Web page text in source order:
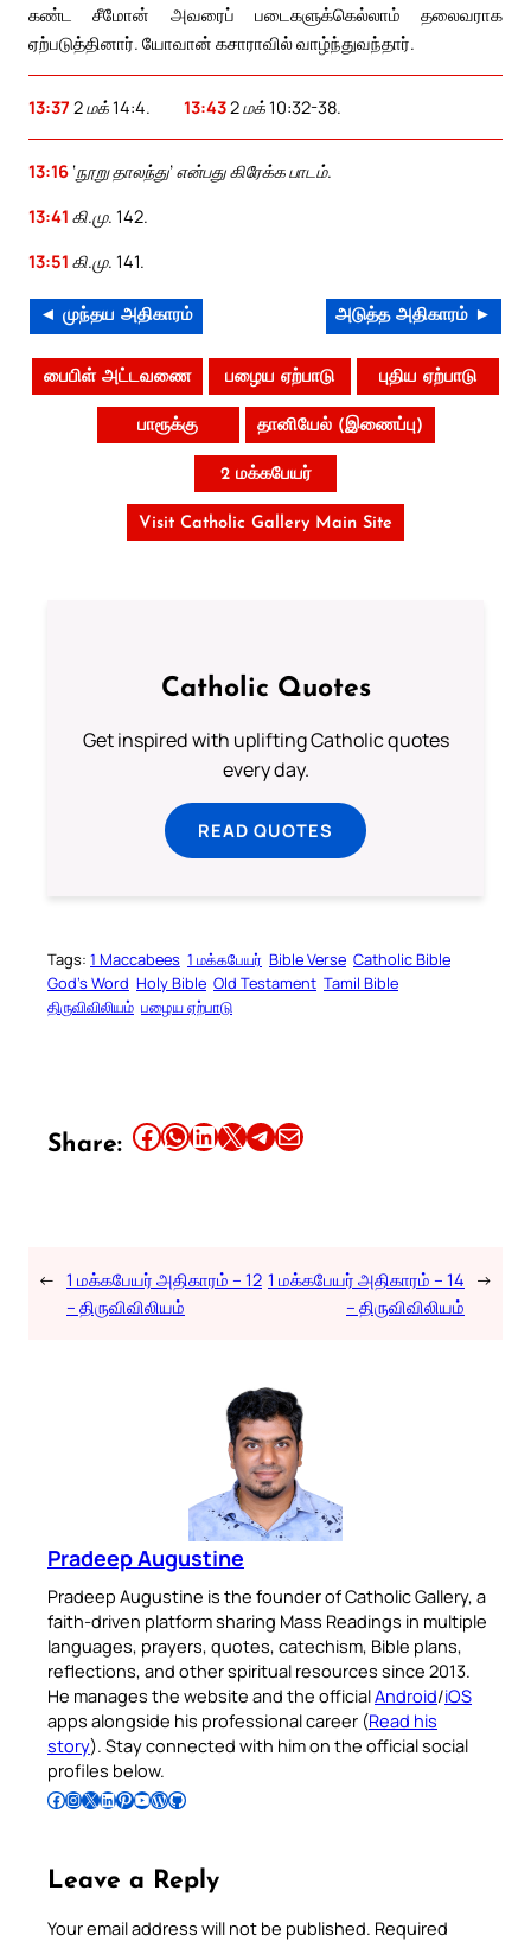
கண்ட சீமோன் அவரைப் படைகளுக்கெல்லாம் தலைவராக
ஏற்படுத்தினார். யோவான் கசாராவில் வாழ்ந்துவந்தார்.
13:37 2 மக் 14:4. 13:432 மக் 10:32-38.
13:16 ‘நூறு தாலந்து’ என்பது கிரேக்க பாடம்.
13:41 கி.மு. 142.
13:51 கி.மு. 141.
◄ முந்தய அதிகாரம் அடுத்த அதிகாரம் ►
பைபிள் அட்டவணை பழைய ஏற்பாடு புதிய ஏற்பாடு
பாரூக்கு தானியேல் (இணைப்பு)
2 மக்கபேயர்
Visit Catholic Gallery Main Site
Catholic Quotes
Get inspired with uplifting Catholic quotes
every day.
READ QUOTES
Tags: 1 Maccabees 1 மக்கபேயர் Bible Verse Catholic Bible
God’s Word Holy Bible Old Testament Tamil Bible
திருவிவிலியம் பழைய ஏற்பாடு
Share: Share this article on Facebook Share this article on WhatsApp Share this article on LinkedIn Share this article on X Share this article on TelegramEmail this Article
← 1 மக்கபேயர் அதிகாரம் – 12
– திருவிவிலியம்
1 மக்கபேயர் அதிகாரம் – 14
– திருவிவிலியம்
→
Pradeep Augustine
Pradeep Augustine is the founder of Catholic Gallery, a
faith-driven platform sharing Mass Readings in multiple
languages, prayers, quotes, catechism, Bible plans,
reflections, and other spiritual resources since 2013.
He manages the website and the officialAndroid/iOS
apps alongside his professional career (Read his
story). Stay connected with him on the official social
profiles below.
Follow Pradeep on Facebook Follow Pradeep on InstagramFollow Pradeep on X Follow Pradeep on LinkedIn Follow Pradeep on Pinterest Subscribe to Pradeep’s Youtube Channel Follow Pradeep on WordPress Follow Pradeep on GitHub
Leave a Reply
Your email address will not be published. Required